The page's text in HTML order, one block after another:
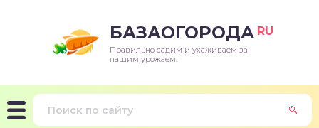
БАЗАОГОРОДА RU
Правильно садим и ухаживаем за
нашим урожаем.